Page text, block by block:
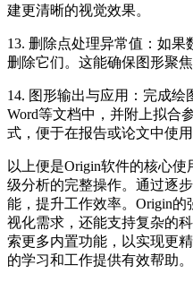
建更清晰的视觉效果。
13. 删除点处理异常值：如
删除它们。这能确保图形聚
14. 图形输出与应用：完成绘
Word等文档中，并附上拟合
式，便于在报告或论文中使用
以上便是Origin软件的核心
级分析的完整操作。通过逐
能，提升工作效率。Origin
视化需求，还能支持复杂的
索更多内置功能，以实现更
的学习和工作提供有效帮助。